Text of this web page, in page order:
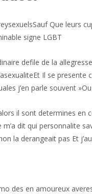
Que leurs
signe LGBT
defile de la
Il se
j’en parle souvent
il sont determines en
dit qui personnalite
la derangeait pas Et
des en amoureux